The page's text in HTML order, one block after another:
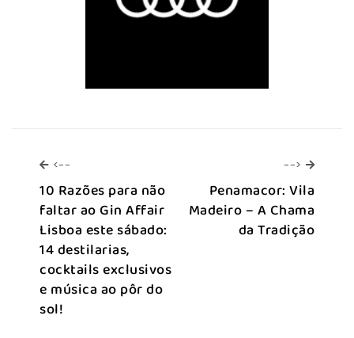
<--
10 Razões para não
faltar ao Gin Affair
Lisboa este sábado:
14 destilarias,
cocktails exclusivos
e música ao pôr do
sol!
--> -->
Penamacor: Vila
Madeiro – A Chama
da Tradição